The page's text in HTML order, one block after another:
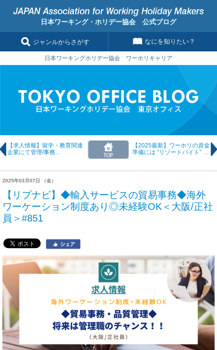
日本ワーキング・ホリデー協会 公式ブログ
ジャンルからさがす なにを知りたい？
日本ワーキングホリデー協会 ワーホリキャリア
【求人情報】留学・教育関連
企業にて管理/事務
1120
【2025最新】ワーホリの資金
準備には ”リゾートバイト” が
2025年03月07日 （金）
【リプナビ】◆輸入サービスの貿易事務◆海外
ワーケーション制度あり◎未経験OK＜大阪/正社
員＞#851